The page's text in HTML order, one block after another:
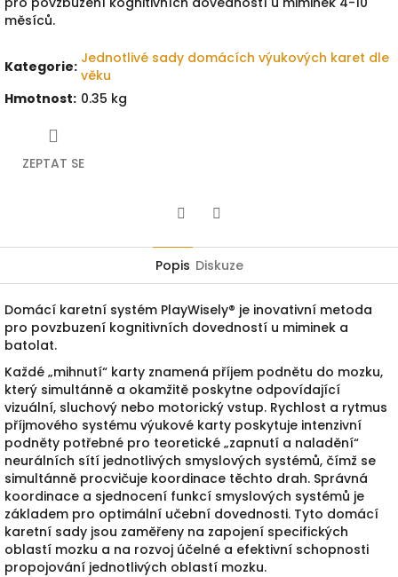
měsíců.
Kategorie: Jednotlivé sady domácích výukových karet dle
věku
Hmotnost: 0.35 kg
ZEPTAT SE
Popis Diskuze
Domácí karetní systém PlayWisely® je inovativní metoda
pro povzbuzení kognitivních dovedností u miminek a
batolat.
Každé „mihnutí“ karty znamená příjem podnětu do mozku,
který simultánně a okamžitě poskytne odpovídající
vizuální, sluchový nebo motorický vstup. Rychlost a rytmus
příjmového systému výukové karty poskytuje intenzivní
podněty potřebné pro teoretické „zapnutí a naladění“
neurálních sítí jednotlivých smyslových systémů, čímž se
simultánně procvičuje koordinace těchto drah. Správná
koordinace a sjednocení funkcí smyslových systémů je
základem pro optimální učební dovednosti. Tyto domácí
karetní sady jsou zaměřeny na zapojení specifických
oblastí mozku a na rozvoj účelné a efektivní schopnosti
propojování jednotlivých oblastí mozku.